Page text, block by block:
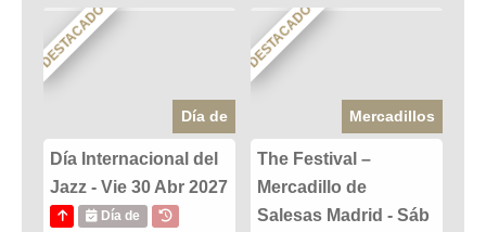
DESTACADO
Día de
Día Internacional del
Jazz - Vie 30 Abr 2027
Día de
DESTACADO
Mercadillos
The Festival –
Mercadillo de
Salesas Madrid - Sáb